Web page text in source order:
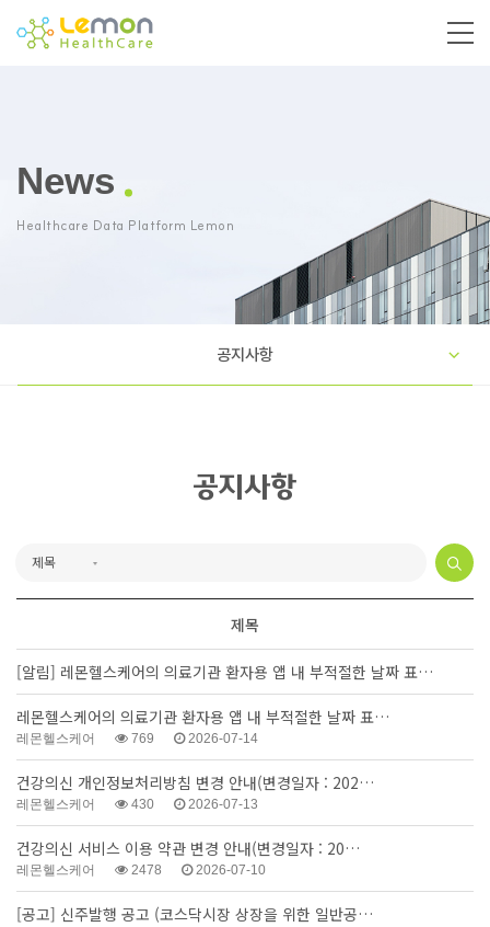
News
Healthcare Data Platform Lemon
공지사항
공지사항
제목
[알림] 레몬헬스케어의 의료기관 환자용 앱 내 부적절한 날짜 표…
레몬헬스케어의 의료기관 환자용 앱 내 부적절한 날짜 표…
레몬헬스케어 769 2026-07-14
건강의신 개인정보처리방침 변경 안내(변경일자 : 202…
레몬헬스케어 430 2026-07-13
건강의신 서비스 이용 약관 변경 안내(변경일자 : 20…
레몬헬스케어 2478 2026-07-10
[공고] 신주발행 공고 (코스닥시장 상장을 위한 일반공…